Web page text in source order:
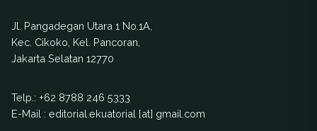
Jl. Pangadegan Utara 1 No.1A,
Kec. Cikoko, Kel. Pancoran,
Jakarta Selatan 12770
Telp.: +62 8788 246 5333
E-Mail : editorial.ekuatorial [at] gmail.com